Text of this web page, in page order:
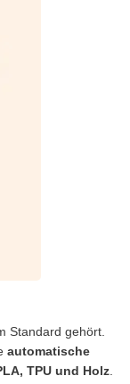
Standard gehört.
automatische
TPU und Holz